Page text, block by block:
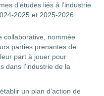
d’études liés à l’industrie
2025 et 2025-2026
collaborative, nommée
parties prenantes de
part à jouer pour
dans l’industrie de la
un plan d’action de